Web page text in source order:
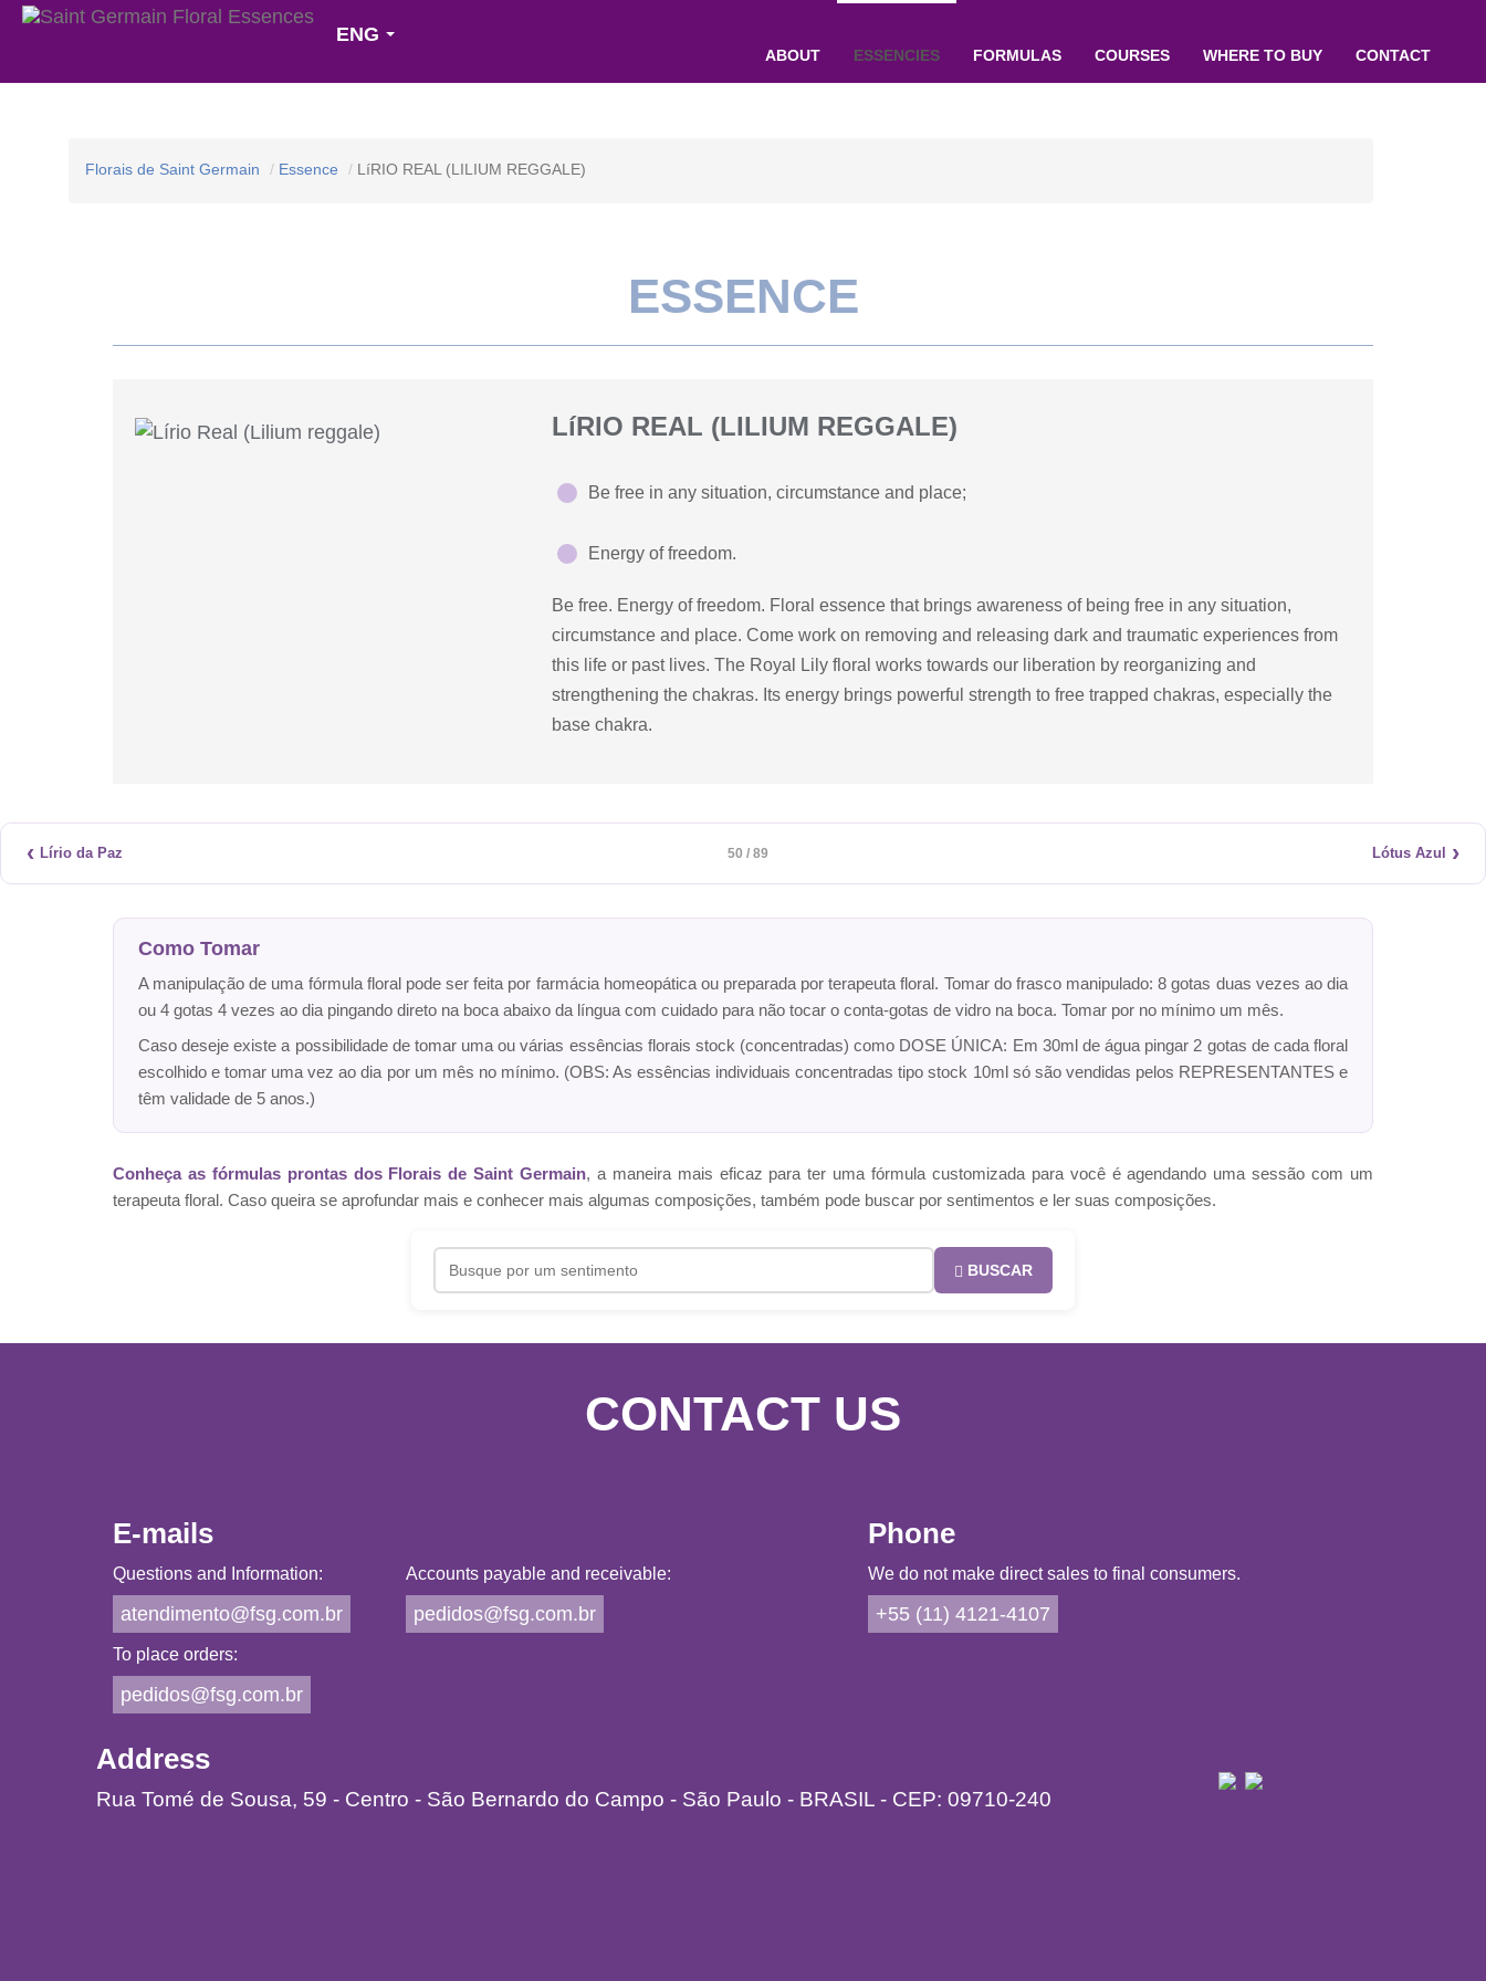
ENG
ABOUT ESSENCIES FORMULAS COURSES WHERE TO BUY CONTACT
Florais de Saint Germain Essence LíRIO REAL (LILIUM REGGALE)
ESSENCE
LíRIO REAL (LILIUM REGGALE)
Be free in any situation, circumstance and place;
Energy of freedom.
Be free. Energy of freedom. Floral essence that brings awareness of being free in any situation,
circumstance and place. Come work on removing and releasing dark and traumatic experiences from
this life or past lives. The Royal Lily floral works towards our liberation by reorganizing and
strengthening the chakras. Its energy brings powerful strength to free trapped chakras, especially the
base chakra.
‹ Lírio da Paz 50 / 89 Lótus Azul ›
Como Tomar
A manipulação de uma fórmula floral pode ser feita por farmácia homeopática ou preparada por terapeuta floral. Tomar do frasco manipulado: 8 gotas duas vezes ao dia
ou 4 gotas 4 vezes ao dia pingando direto na boca abaixo da língua com cuidado para não tocar o conta-gotas de vidro na boca. Tomar por no mínimo um mês.
Caso deseje existe a possibilidade de tomar uma ou várias essências florais stock (concentradas) como DOSE ÚNICA: Em 30ml de água pingar 2 gotas de cada floral
escolhido e tomar uma vez ao dia por um mês no mínimo. (OBS: As essências individuais concentradas tipo stock 10ml só são vendidas pelos REPRESENTANTES e
têm validade de 5 anos.)
Conheça as fórmulas prontas dos Florais de Saint Germain, a maneira mais eficaz para ter uma fórmula customizada para você é agendando uma sessão com um
terapeuta floral. Caso queira se aprofundar mais e conhecer mais algumas composições, também pode buscar por sentimentos e ler suas composições.
BUSCAR
CONTACT US
E-mails
Questions and Information:
atendimento@fsg.com.br
Accounts payable and receivable:
pedidos@fsg.com.br
To place orders:
pedidos@fsg.com.br
Phone
We do not make direct sales to final consumers.
+55 (11) 4121-4107
Address
Rua Tomé de Sousa, 59 - Centro - São Bernardo do Campo - São Paulo - BRASIL - CEP: 09710-240